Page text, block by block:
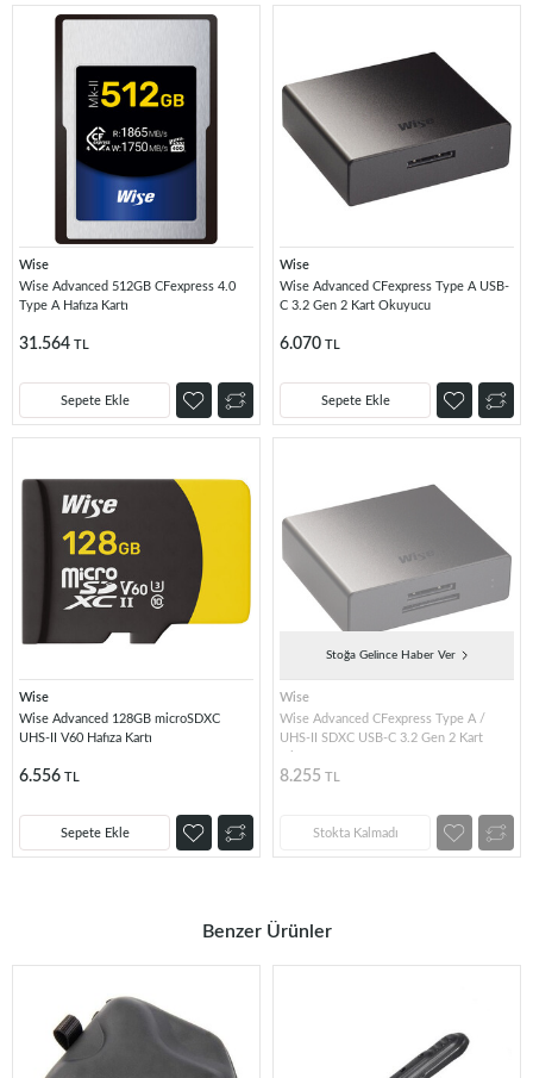
Wise
Wise Advanced 512GB CFexpress 4.0
Type A Hafıza Kartı
31.564 TL
Sepete Ekle
Wise
Wise Advanced CFexpress Type A USB-
C 3.2 Gen 2 Kart Okuyucu
6.070 TL
Sepete Ekle
Wise
Wise Advanced 128GB microSDXC
UHS-II V60 Hafıza Kartı
6.556 TL
Sepete Ekle
Stoğa Gelince Haber Ver
Wise
Wise Advanced CFexpress Type A /
UHS-II SDXC USB-C 3.2 Gen 2 Kart
8.255 TL
Stokta Kalmadı
Benzer Ürünler